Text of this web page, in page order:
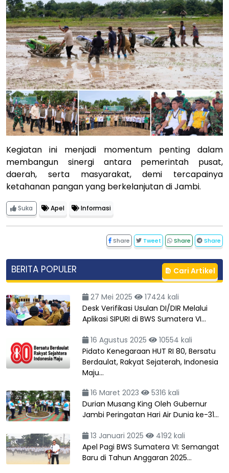
Kegiatan ini menjadi momentum penting dalam
membangun sinergi antara pemerintah pusat,
daerah, serta masyarakat, demi tercapainya
ketahanan pangan yang berkelanjutan di Jambi.
Suka Apel Informasi
Share Tweet Share Share
BERITA POPULER Cari Artikel
27 Mei 2025
17424 kali
Desk Verifikasi Usulan DI/DIR Melalui
Aplikasi SIPURI di BWS Sumatera VI…
16 Agustus 2025
10554 kali
Pidato Kenegaraan HUT RI 80, Bersatu
Berdaulat, Rakyat Sejaterah, Indonesia
Maju…
16 Maret 2023
5316 kali
Durian Musang King Oleh Gubernur
Jambi Peringatan Hari Air Dunia ke-31…
13 Januari 2025
4192 kali
Apel Pagi BWS Sumatera VI: Semangat
Baru di Tahun Anggaran 2025…